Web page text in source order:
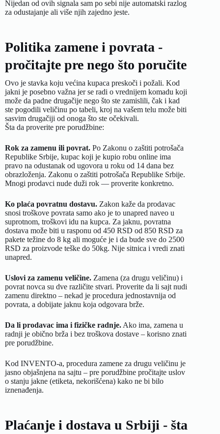
Nijedan od ovih signala sam po sebi nije automatski razlog
za odustajanje ali više njih zajedno jeste.
Politika zamene i povrata -
pročitajte pre nego što poručite
Ovo je stavka koju većina kupaca preskoči i požali. Kod
jakni je posebno važna jer se radi o vrednijem komadu koji
može da padne drugačije nego što ste zamislili, čak i kad
ste pogodili veličinu po tabeli, kroj na vašem telu može biti
sasvim drugačiji od onoga što ste očekivali.
Šta da proverite pre porudžbine:
Rok za zamenu ili povrat. Po Zakonu o zaštiti potrošača
Republike Srbije, kupac koji je kupio robu online ima
pravo na odustanak od ugovora u roku od 14 dana bez
obrazloženja. Zakonu o zaštiti potrošača Republike Srbije.
Mnogi prodavci nude duži rok — proverite konkretno.
Ko plaća povratnu dostavu. Zakon kaže da prodavac
snosi troškove povrata samo ako je to unapred naveo u
suprotnom, troškovi idu na kupca. Za jaknu, povratna
dostava može biti u rasponu od 450 RSD od 850 RSD za
pakete težine do 8 kg ali moguće je i da bude sve do 2500
RSD za proizvode teške do 50kg. Nije sitnica i vredi znati
unapred.
Uslovi za zamenu veličine. Zamena (za drugu veličinu) i
povrat novca su dve različite stvari. Proverite da li sajt nudi
zamenu direktno – nekad je procedura jednostavnija od
povrata, a dobijate jaknu koja odgovara brže.
Da li prodavac ima i fizičke radnje. Ako ima, zamena u
radnji je obično brža i bez troškova dostave – korisno znati
pre porudžbine.
Kod INVENTO-a, procedura zamene za drugu veličinu je
jasno objašnjena na sajtu – pre porudžbine pročitajte uslov
o stanju jakne (etiketa, nekorišćena) kako ne bi bilo
iznenađenja.
Plaćanje i dostava u Srbiji - šta